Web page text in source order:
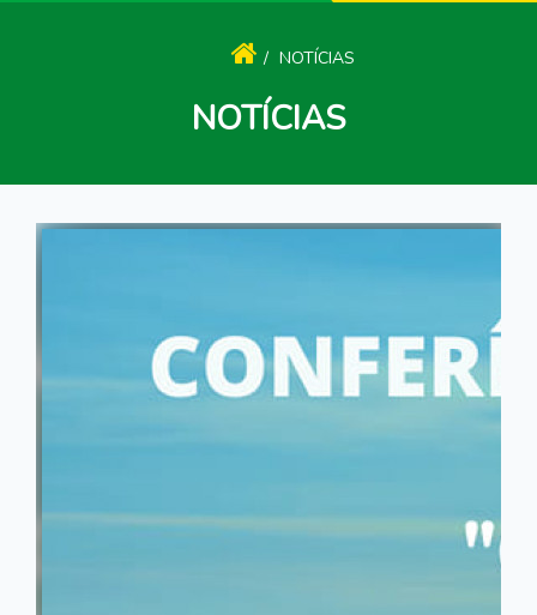
NOTÍCIAS
NOTÍCIAS